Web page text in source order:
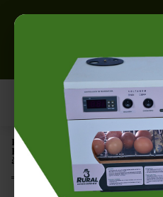
Página Inicial |
Embalagem para Ovos: Como
à Produção